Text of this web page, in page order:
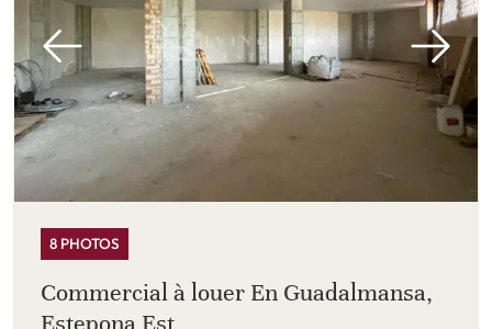
8 PHOTOS
Commercial à louer En Guadalmansa,
Estepona Est